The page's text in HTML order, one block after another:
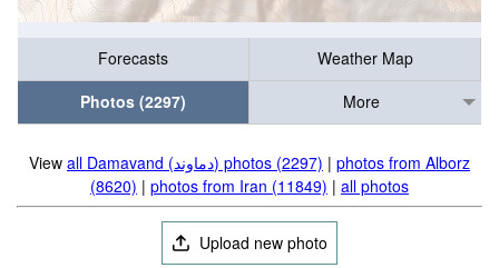
Forecasts
Weather Map
Photos (2297)
More
View all Damavand (دماوند) photos (2297) | photos from Alborz
(8620) | photos from Iran (11849) | all photos
Upload new photo